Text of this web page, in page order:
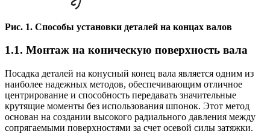
Рис. 1. Способы установки деталей на концах валов
1.1. Монтаж на коническую поверхность вала
Посадка деталей на конусный конец вала является одним из
наиболее надежных методов, обеспечивающим отличное
центрирование и способность передавать значительные
крутящие моменты без использования шпонок. Этот метод
основан на создании высокого радиального давления между
сопрягаемыми поверхностями за счет осевой силы затяжки.